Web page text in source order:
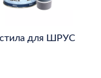
для ШРУС